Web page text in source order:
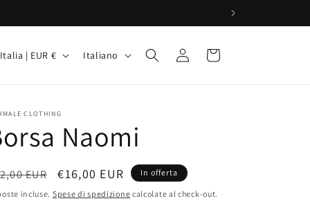
Italia | EUR €
u
Italiano Accedi Carrello
CLOTHING
Naomi
EUR
Prezzo
scontato
€16,00 EUR In offerta
incluse. Spese di spedizione calcolate al check-out.